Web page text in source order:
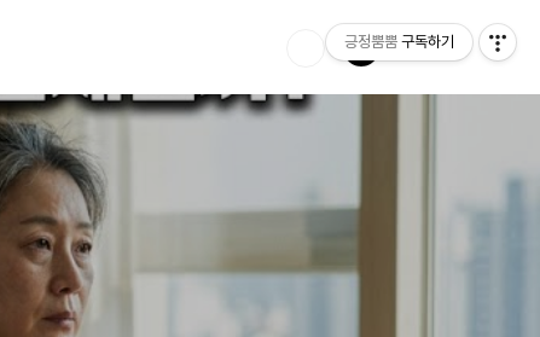
긍정뿜뿜 구독하기